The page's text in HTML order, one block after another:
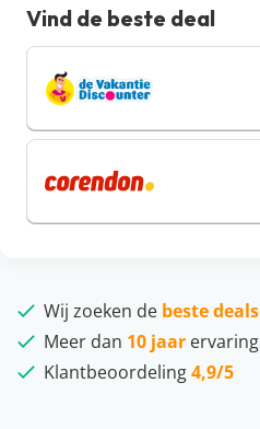
Vind de beste deal
Wij zoeken de beste deals
Meer dan 10 jaar ervaring
Klantbeoordeling4,9/5